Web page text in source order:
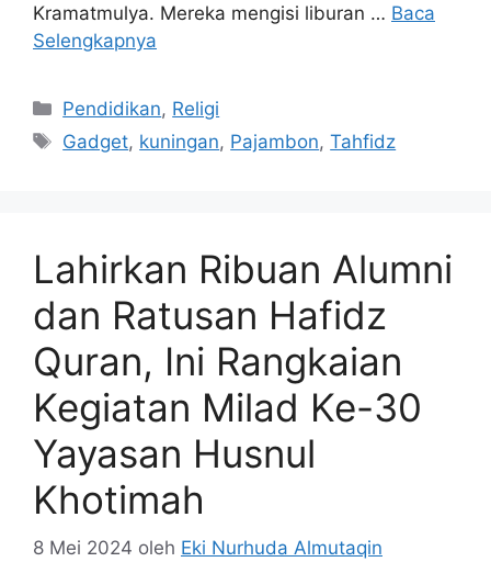
Kramatmulya. Mereka mengisi liburan … Baca
Selengkapnya
Kategori
Pendidikan, Religi
Tag
Gadget, kuningan, Pajambon,Tahfidz
Lahirkan Ribuan Alumni
dan Ratusan Hafidz
Quran, Ini Rangkaian
Kegiatan Milad Ke-30
Yayasan Husnul
Khotimah
8 Mei 2024 oleh Eki Nurhuda Almutaqin